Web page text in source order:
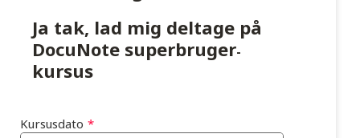
Ja tak, lad mig deltage på
DocuNote superbruger-
kursus
Kursusdato